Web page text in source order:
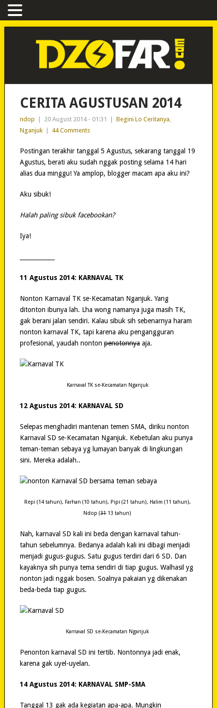
CERITA AGUSTUSAN 2014
ndop 20 August 2014 - 01:31 Begini Lo Ceritanya
Nganjuk
44 Comments
Postingan terakhir tanggal 5 Agustus, sekarang tanggal 19
Agustus, berati aku sudah nggak posting selama 14 hari
alias dua minggu! Ya amplop, blogger macam apa aku ini?
Aku sibuk!
Halah paling sibuk facebookan?
Iya!
11 Agustus 2014: KARNAVAL TK
Nonton Karnaval TK se-Kecamatan Nganjuk. Yang
ditonton ibunya lah. Lha wong namanya juga masih TK,
gak berani jalan sendiri. Kalau sibuk sih sebenarnya haram
nonton karnaval TK, tapi karena aku pengangguran
profesional, yaudah nontonpenotonnyaaja.
Karnaval TK se-Kecamatan Nganjuk
12 Agustus 2014: KARNAVAL SD
Selepas menghadiri mantenan temen SMA, diriku nonton
Karnaval SD se-Kecamatan Nganjuk. Kebetulan aku punya
teman-teman sebaya yg lumayan banyak di lingkungan
sini. Mereka adalah..
Repi (14 tahun), Farhan (10 tahun), Pipi (21 tahun), Halim (11 tahun),
Ndop (3113 tahun)
Nah, karnaval SD kali ini beda dengan karnaval tahun-
tahun sebelumnya. Bedanya adalah kali ini dibagi menjadi
menjadi gugus-gugus. Satu gugus terdiri dari 6 SD. Dan
kayaknya sih punya tema sendiri di tiap gugus. Walhasil yg
nonton jadi nggak bosen. Soalnya pakaian yg dikenakan
beda-beda tiap gugus.
Karnaval SD se-Kecamatan Nganjuk
Penonton karnaval SD ini tertib. Nontonnya jadi enak,
karena gak uyel-uyelan.
14 Agustus 2014: KARNAVAL SMP-SMA
Tanggal 13 gak ada kegiatan apa-apa. Mungkin